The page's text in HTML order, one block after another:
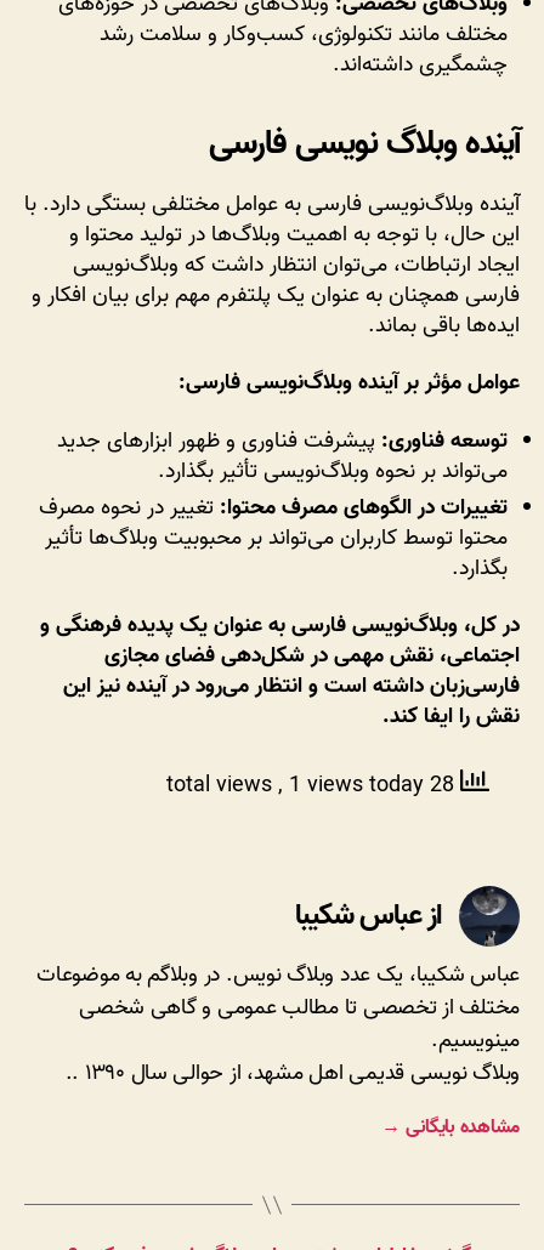
مختلف مانند تکنولوژی، کسب‌وکار و سلامت رشد
چشمگیری داشته‌اند.
آینده وبلاگ نویسی فارسی
آینده وبلاگ‌نویسی فارسی به عوامل مختلفی بستگی دارد. با
این حال، با توجه به اهمیت وبلاگ‌ها در تولید محتوا و
ایجاد ارتباطات، می‌توان انتظار داشت که وبلاگ‌نویسی
فارسی همچنان به عنوان یک پلتفرم مهم برای بیان افکار و
ایده‌ها باقی بماند.
عوامل مؤثر بر آینده وبلاگ‌نویسی فارسی:
توسعه فناوری: پیشرفت فناوری و ظهور ابزارهای جدید
می‌تواند بر نحوه وبلاگ‌نویسی تأثیر بگذارد.
تغییرات در الگوهای مصرف محتوا: تغییر در نحوه مصرف
محتوا توسط کاربران می‌تواند بر محبوبیت وبلاگ‌ها تأثیر
بگذارد.
در کل، وبلاگ‌نویسی فارسی به عنوان یک پدیده فرهنگی و
اجتماعی، نقش مهمی در شکل‌دهی فضای مجازی
فارسی‌زبان داشته است و انتظار می‌رود در آینده نیز این
نقش را ایفا کند.
, 1 views today
از عباس شکیبا
عباس شکیبا، یک عدد وبلاگ نویس. در وبلاگم به موضوعات
مختلف از تخصصی تا مطالب عمومی و گاهی شخصی
مینویسیم.
وبلاگ نویسی قدیمی اهل مشهد، از حوالی سال ۱۳۹۰ ..
مشاهده بایگانی →